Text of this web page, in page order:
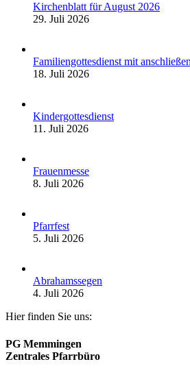
Kirchenblatt für August 2026
29. Juli 2026
Familiengottesdienst mit
18. Juli 2026
Kindergottesdienst
11. Juli 2026
Frauenmesse
8. Juli 2026
Pfarrfest
5. Juli 2026
Abrahamssegen
4. Juli 2026
Hier finden Sie uns:
PG Memmingen
Zentrales Pfarrbüro